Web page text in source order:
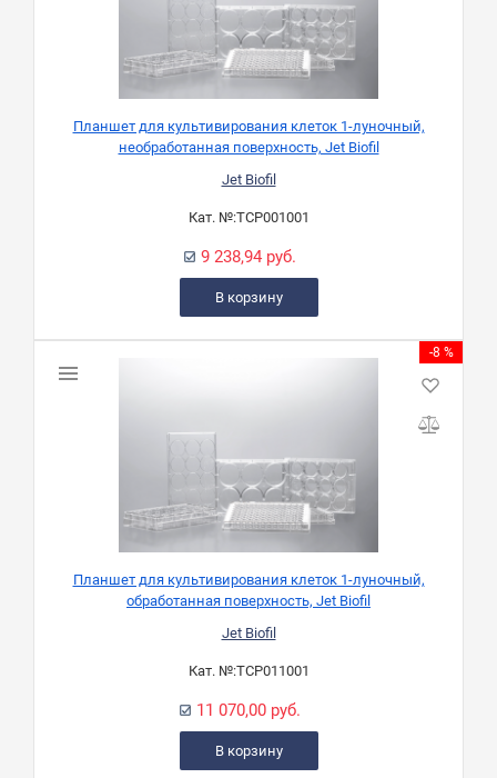
Планшет для культивирования клеток 1-луночный,
необработанная поверхность, Jet Biofil
Jet Biofil
Кат. №:TCP001001
9 238,94 руб.
В корзину
-8 %
Планшет для культивирования клеток 1-луночный,
обработанная поверхность, Jet Biofil
Jet Biofil
Кат. №:TCP011001
11 070,00 руб.
В корзину